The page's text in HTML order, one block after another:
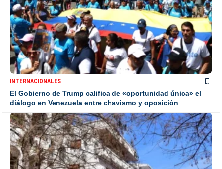
INTERNACIONALES
El Gobierno de Trump califica de «oportunidad única» el
diálogo en Venezuela entre chavismo y oposición